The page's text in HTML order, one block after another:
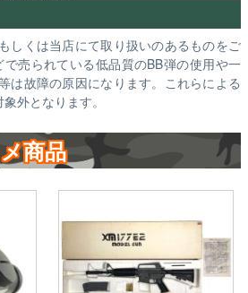
しくは当店にて取り扱いのあるものをご
売られている低品質のBB弾の使用や一
は故障の原因になります。これらによる
外となります。
商品